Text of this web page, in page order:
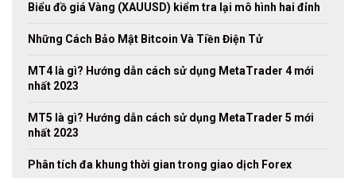
Biểu đồ giá Vàng (XAUUSD) kiểm tra lại mô hình hai đỉnh
Những Cách Bảo Mật Bitcoin Và Tiền Điện Tử
MT4 là gì? Hướng dẫn cách sử dụng MetaTrader 4 mới
nhất 2023
MT5 là gì? Hướng dẫn cách sử dụng MetaTrader 5 mới
nhất 2023
Phân tích đa khung thời gian trong giao dịch Forex